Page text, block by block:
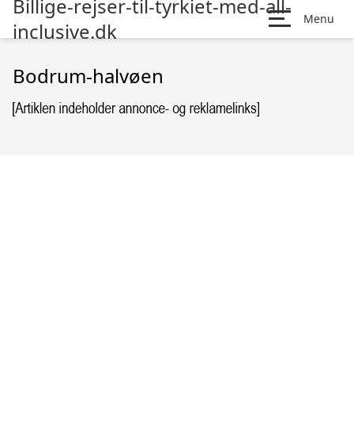
Billige-rejser-til-tyrkiet-med-all-
inclusive.dk
Menu
Bodrum-halvøen